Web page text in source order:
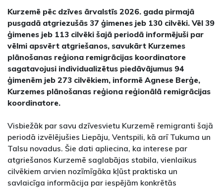
Kurzemē pēc dzīves ārvalstīs 2026. gada pirmajā
pusgadā atgriezušās 37 ģimenes jeb 130 cilvēki. Vēl 39
ģimenes jeb 113 cilvēki šajā periodā informējuši par
vēlmi apsvērt atgriešanos, savukārt Kurzemes
plānošanas reģiona remigrācijas koordinatore
sagatavojusi individualizētus piedāvājumus 94
ģimenēm jeb 273 cilvēkiem, informē Agnese Berģe,
Kurzemes plānošanas reģiona reģionālā remigrācijas
koordinatore.
Visbiežāk par savu dzīvesvietu Kurzemē remigranti šajā
periodā izvēlējušies Liepāju, Ventspili, kā arī Tukuma un
Talsu novadus. Šie dati apliecina, ka interese par
atgriešanos Kurzemē saglabājas stabila, vienlaikus
cilvēkiem arvien nozīmīgāka kļūst praktiska un
savlaicīga informācija par iespējām konkrētās